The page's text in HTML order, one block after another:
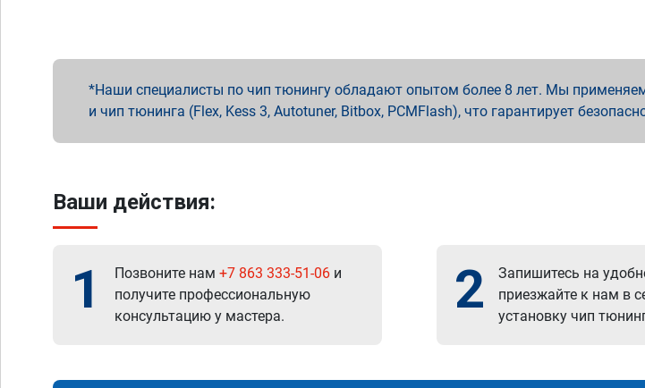
Наши специалисты по чип тюнингу обладают опытом более 8 лет. Мы
и чип тюнинга (Flex, Kess 3, Autotuner, Bitbox, PCMFlash), что гарантирует
Ваши действия:
1 Позвоните нам +7 863 333-51-06 и
получите профессиональную
консультацию у мастера.
2
Запишитесь на
приезжайте к нам в
установку чип